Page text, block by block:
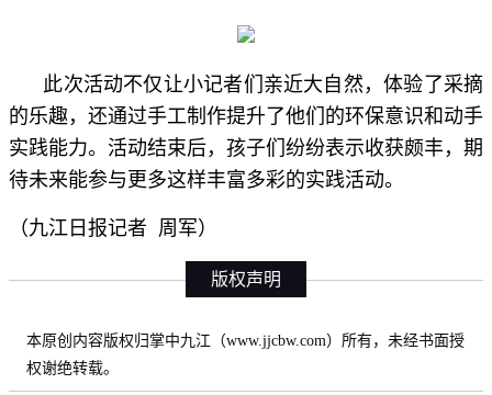
此次活动不仅让小记者们亲近大自然，体验了采摘
的乐趣，还通过手工制作提升了他们的环保意识和动手
实践能力。活动结束后，孩子们纷纷表示收获颇丰，期
待未来能参与更多这样丰富多彩的实践活动。
（九江日报记者 周军）
版权声明
本原创内容版权归掌中九江（www.jjcbw.com）所有，未经书面授
权谢绝转载。